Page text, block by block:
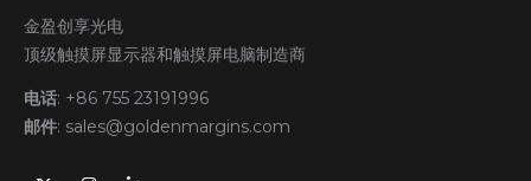
金盈创享光电
顶级触摸屏显示器和触摸屏电脑制造商
电话: +86 755 23191996
邮件: sales@goldenmargins.com